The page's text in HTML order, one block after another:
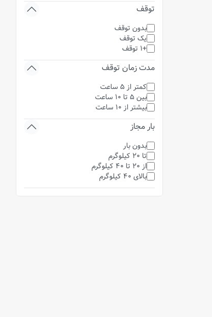
توقف
بدون توقف
یک توقف
+1 توقف
مدت زمان توقف
کمتر از 5 ساعت
بین 5 تا 10 ساعت
بیشتر از 10 ساعت
بار مجاز
بدون بار
تا 20 کیلوگرم
از 20 تا 40 کیلوگرم
بالای 40 کیلوگرم